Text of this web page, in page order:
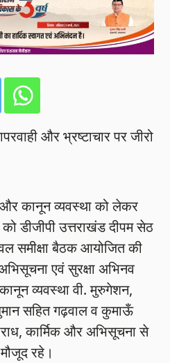
और भ्रष्टाचार पर जीरो
कानून व्यवस्था को लेकर
डीजीपी उत्तराखंड दीपम सेठ
समीक्षा बैठक आयोजित की
एवं सुरक्षा अभिनव
व्यवस्था वी. मुरुगेशन,
सहित गढ़वाल व कुमाऊँ
कार्मिक और अभिसूचना से
रहे।